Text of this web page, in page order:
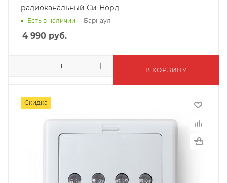
радиоканальный Си-Норд
Есть в наличии Барнаул
4 990 руб.
В КОРЗИНУ
Скидка